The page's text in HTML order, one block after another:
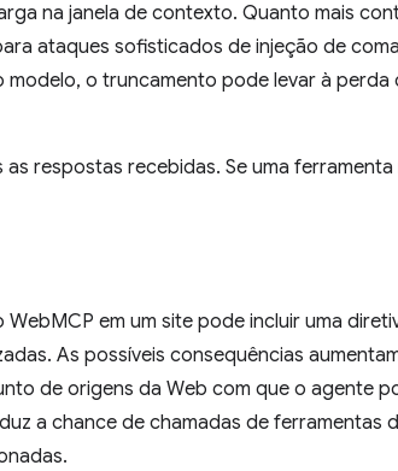
na janela de contexto. Quanto mais
ataques sofisticados de injeção de
o truncamento pode levar à perda
respostas recebidas. Se uma
em um site pode incluir uma
As possíveis consequências
de origens da Web com que o agente
a chance de chamadas de ferramentas